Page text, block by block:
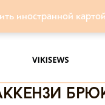
иностранной